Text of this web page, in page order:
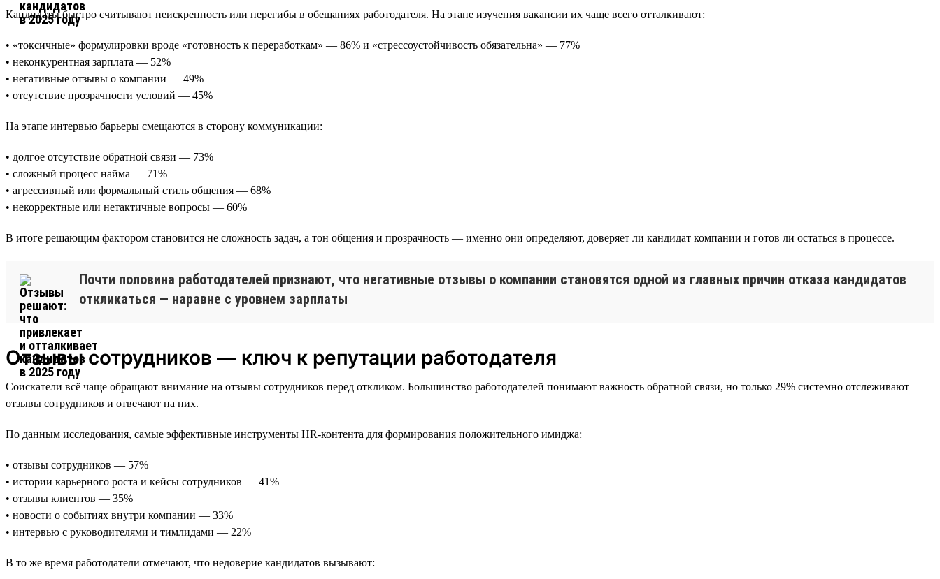
Кандидаты быстро считывают неискренность или перегибы в обещаниях работодателя. На этапе изучения вакансии их чаще всего отталкивают:
• «токсичные» формулировки вроде «готовность к переработкам» — 86% и «стрессоустойчивость обязательна» — 77%
• неконкурентная зарплата — 52%
• негативные отзывы о компании — 49%
• отсутствие прозрачности условий — 45%
На этапе интервью барьеры смещаются в сторону коммуникации:
• долгое отсутствие обратной связи — 73%
• сложный процесс найма — 71%
• агрессивный или формальный стиль общения — 68%
• некорректные или нетактичные вопросы — 60%
В итоге решающим фактором становится не сложность задач, а тон общения и прозрачность — именно они определяют, доверяет ли кандидат компании и готов ли остаться в процессе.
Почти половина работодателей признают, что негативные отзывы о компании становятся одной из главных причин отказа кандидатов
откликаться — наравне с уровнем зарплаты
Отзывы сотрудников — ключ к репутации работодателя
Соискатели всё чаще обращают внимание на отзывы сотрудников перед откликом. Большинство работодателей понимают важность обратной связи, но только 29% системно отслеживают
отзывы сотрудников и отвечают на них.
По данным исследования, самые эффективные инструменты HR-контента для формирования положительного имиджа:
• отзывы сотрудников — 57%
• истории карьерного роста и кейсы сотрудников — 41%
• отзывы клиентов — 35%
• новости о событиях внутри компании — 33%
• интервью с руководителями и тимлидами — 22%
В то же время работодатели отмечают, что недоверие кандидатов вызывают: